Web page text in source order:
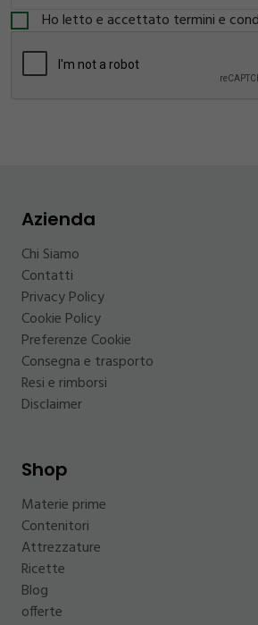
Ho letto e accettato termini e
Azienda
Chi Siamo
Contatti
Privacy Policy
Cookie Policy
Preferenze Cookie
Consegna e trasporto
Resi e rimborsi
Disclaimer
Shop
Materie prime
Contenitori
Attrezzature
Ricette
Blog
offerte